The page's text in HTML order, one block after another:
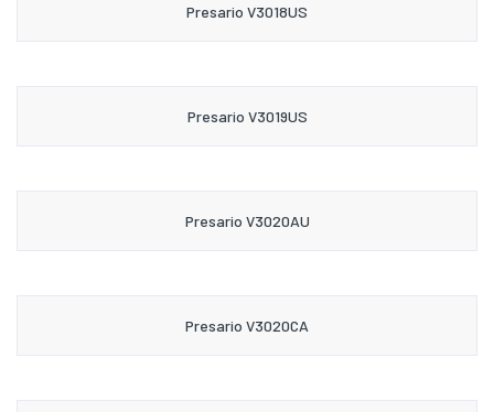
Presario V3018US
Presario V3019US
Presario V3020AU
Presario V3020CA